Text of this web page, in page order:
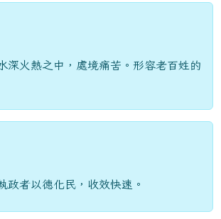
深火熱之中，處境痛苦。形容老百姓的
政者以德化民，收效快速。